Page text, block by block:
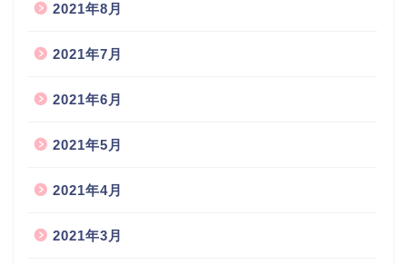
2021年8月
2021年7月
2021年6月
2021年5月
2021年4月
2021年3月